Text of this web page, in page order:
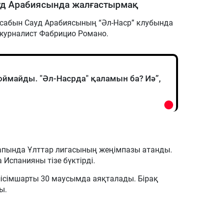
Арабиясында жалғастырмақ
Сауд Арабиясының “Әл-Наср” клубында
Фабрицио Романо.
"Әл-Насрда" қаламын ба? Иә”,
Ұлттар лигасының жеңімпазы атанды.
тізе бүктірді.
30 маусымда аяқталады. Бірақ